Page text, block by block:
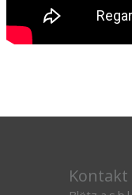
Kontakt